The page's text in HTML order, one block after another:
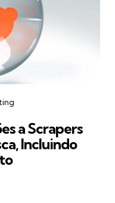
a Scrapers
Incluindo